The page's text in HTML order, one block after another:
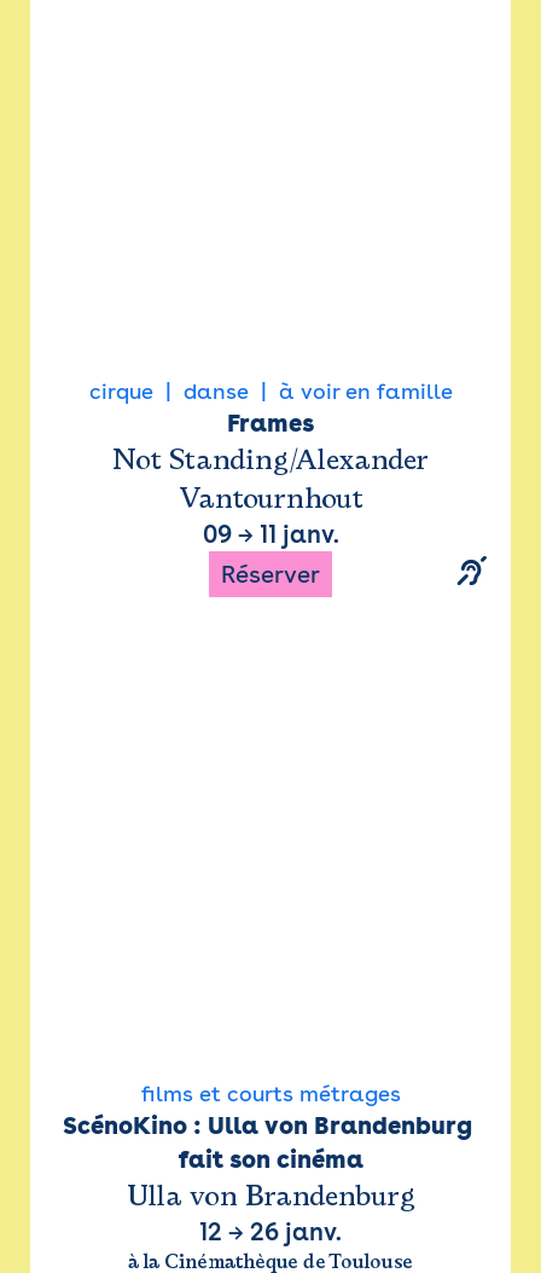
cirque danse à voir en famille
Frames
Not Standing/Alexander
Vantournhout
09→ 11 janv.
Réserver
films et courts métrages
ScénoKino : Ulla von Brandenburg
fait son cinéma
Ulla von Brandenburg
12 → 26 janv.
à la Cinémathèque de Toulouse